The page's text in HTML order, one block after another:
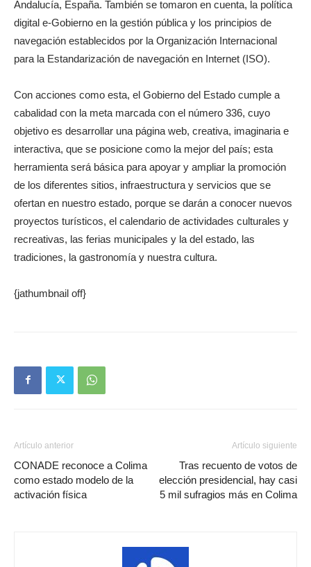
Andalucía, España. También se tomaron en cuenta, la política
digital e-Gobierno en la gestión pública y los principios de
navegación establecidos por la Organización Internacional
para la Estandarización de navegación en Internet (ISO).
Con acciones como esta, el Gobierno del Estado cumple a
cabalidad con la meta marcada con el número 336, cuyo
objetivo es desarrollar una página web, creativa, imaginaria e
interactiva, que se posicione como la mejor del país; esta
herramienta será básica para apoyar y ampliar la promoción
de los diferentes sitios, infraestructura y servicios que se
ofertan en nuestro estado, porque se darán a conocer nuevos
proyectos turísticos, el calendario de actividades culturales y
recreativas, las ferias municipales y la del estado, las
tradiciones, la gastronomía y nuestra cultura.
{jathumbnail off}
Artículo anterior
CONADE reconoce a Colima
como estado modelo de la
activación física
Artículo siguiente
Tras recuento de votos de
elección presidencial, hay casi
5 mil sufragios más en Colima